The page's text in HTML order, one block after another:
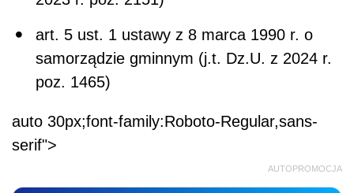
art. 5 ust. 1 ustawy z 8 marca 1990 r. o
samorządzie gminnym (j.t. Dz.U. z 2024 r.
poz. 1465)
auto 30px;font-family:Roboto-Regular,sans-
serif">
AUTOPROMOCJA